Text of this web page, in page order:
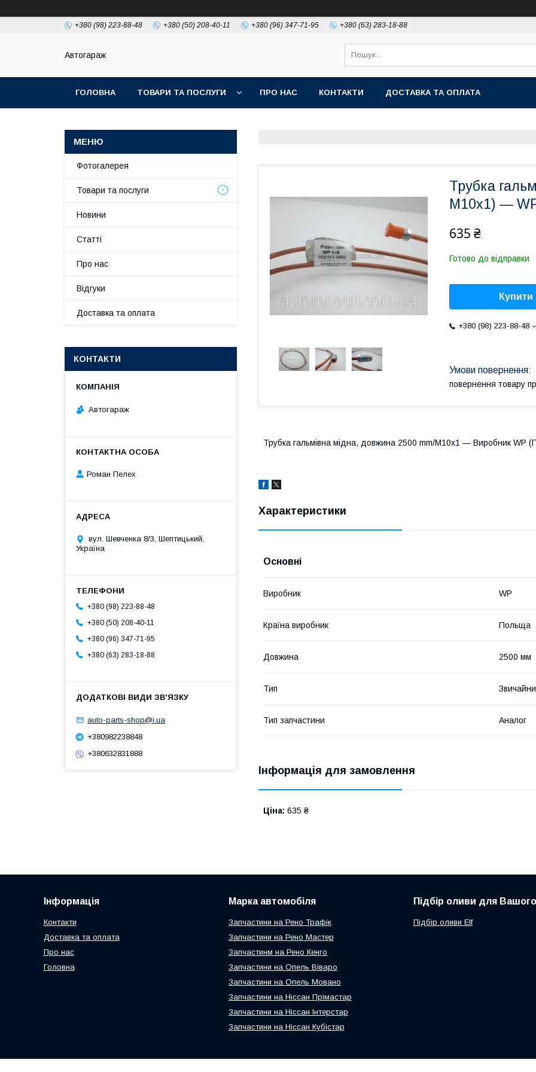
+380 (98) 223-88-48 +380 (50) 208-40-11 +380 (96) 347-71-95 +380 (63) 283-18-88
Автогараж
ГОЛОВНА ТОВАРИ ТА ПОСЛУГИ ПРО НАС КОНТАКТИ ДОСТАВКА ТА ОПЛАТА
Трубка
М10х1) —
635 ₴
Готово до відправки
Купити
+380 (98) 223-88-48
повернення товару
Трубка гальмівна мідна, довжина 2500 mm/М10х1 — Виробник WP
Характеристики
Основні
Виробник WP
Країна виробник Польща
Довжина 2500 мм
Тип
Тип запчастини Аналог
Інформація для замовлення
Ціна: 635 ₴
Фотогалерея
Товари та послуги
Новини
Статті
Про нас
Відгуки
Доставка та оплата
КОНТАКТИ
Автогараж
Роман Пелех
вул. Шевченка 8/3, Шептицький,
Україна
+380 (98) 223-88-48
+380 (50) 208-40-11
+380 (96) 347-71-95
+380 (63) 283-18-88
auto-parts-shop@i.ua
+380982238848
+380632831888
Інформація
Контакти
Доставка та оплата
Про нас
Головна
Марка автомобіля
Запчастини на Рено Трафік
Запчастини на Рено Мастер
Запчастинм на Рено Кенго
Запчастини на Опель Віваро
Запчастини на Опель Мовано
Запчастини на Ніссан Прімастар
Запчастини на Ніссан Інтерстар
Запчастини на Ніссан Кубістар
Підбір оливи для
Підбір оливи Elf